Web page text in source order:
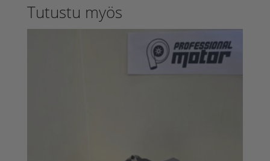
Tutustu myös